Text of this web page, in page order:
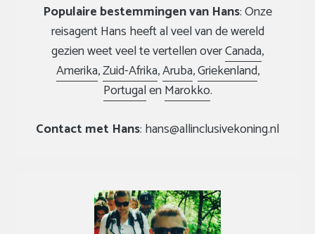
Populaire bestemmingen van Hans: Onze
reisagent Hans heeft al veel van de wereld
gezien weet veel te vertellen overCanada,
Amerika,Zuid-Afrika,Aruba,Griekenland,
PortugalenMarokko.
Contact met Hans: hans@allinclusivekoning.nl